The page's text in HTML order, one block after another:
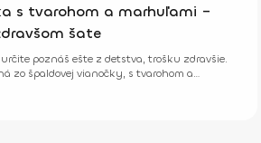
s tvarohom a marhuľami –
šate
poznáš ešte z detstva, trošku zdravšie.
zo špaldovej vianočky, s tvarohom a